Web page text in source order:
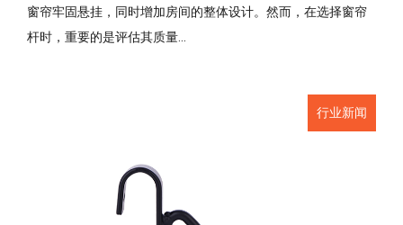
窗帘牢固悬挂，同时增加房间的整体设计。然而，在选择窗帘
杆时，重要的是评估其质量...
行业新闻